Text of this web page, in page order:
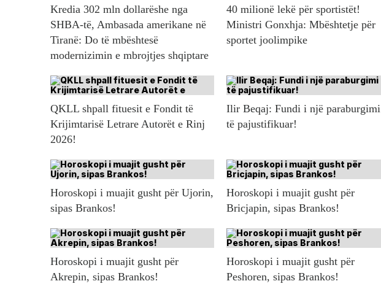
Kredia 302 mln dollarëshe nga
SHBA-të, Ambasada amerikane në
Tiranë: Do të mbështesë
modernizimin e mbrojtjes shqiptare
40 milionë lekë për sportistët!
Ministri Gonxhja: Mbështetje për
sportet joolimpike
QKLL shpall fituesit e Fondit të
Krijimtarisë Letrare Autorët e Rinj
2026!
Ilir Beqaj: Fundi i një paraburgimi
të pajustifikuar!
Horoskopi i muajit gusht për Ujorin,
sipas Brankos!
Horoskopi i muajit gusht për
Bricjapin, sipas Brankos!
Horoskopi i muajit gusht për
Akrepin, sipas Brankos!
Horoskopi i muajit gusht për
Peshoren, sipas Brankos!